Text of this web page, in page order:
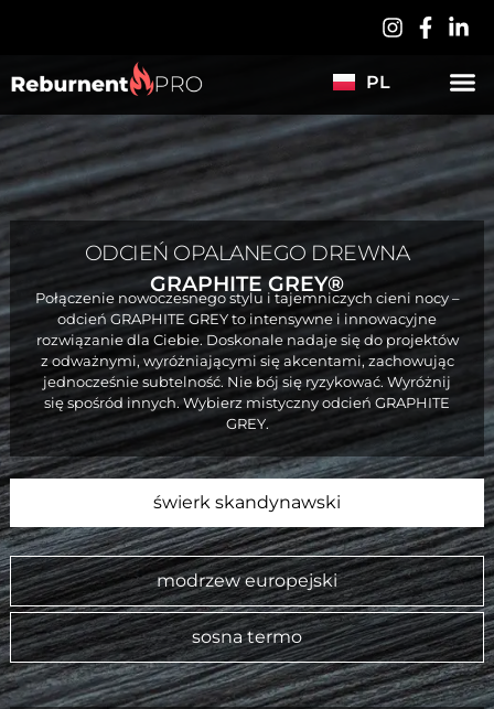
PL
ES
ODCIEŃ OPALANEGO DREWNA
GRAPHITE GREY®
Połączenie nowoczesnego stylu i tajemniczych cieni nocy –
odcień GRAPHITE GREY to intensywne i innowacyjne
rozwiązanie dla Ciebie. Doskonale nadaje się do projektów
z odważnymi, wyróżniającymi się akcentami, zachowując
jednocześnie subtelność. Nie bój się ryzykować. Wyróżnij
się spośród innych. Wybierz mistyczny odcień GRAPHITE
GREY.
świerk skandynawski
modrzew europejski
sosna termo